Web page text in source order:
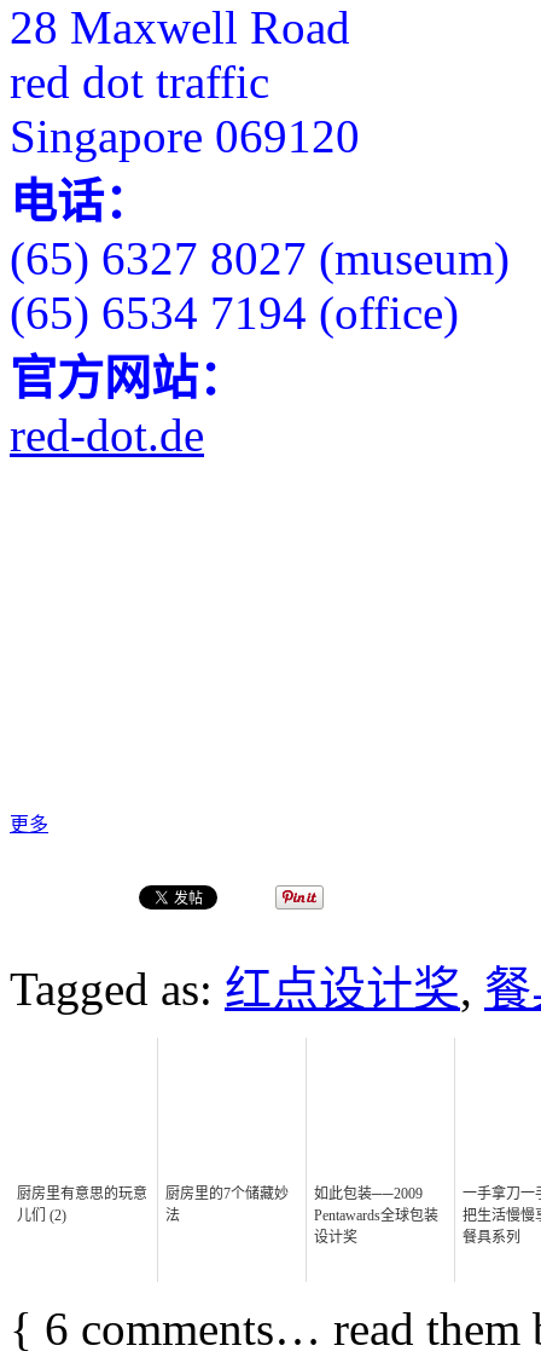
28 Maxwell Road
red dot traffic
Singapore 069120
电话：
(65) 6327 8027 (museum)
(65) 6534 7194 (office)
官方网站：
red-dot.de
更多
Tagged as: 红点设计奖,
厨房里有意思的玩意
儿们 (2)
厨房里的7个储藏妙
法
如此包装──2009
Pentawards全球包装
设计奖
一手拿刀一
把生活慢
餐具系列
{ 6 comments… read